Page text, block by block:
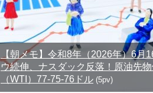
【朝メモ】令和8年（2026年）6月
ウ続伸、ナスダック反落！原油先
（WTI）77-75-76ドル (5pv)